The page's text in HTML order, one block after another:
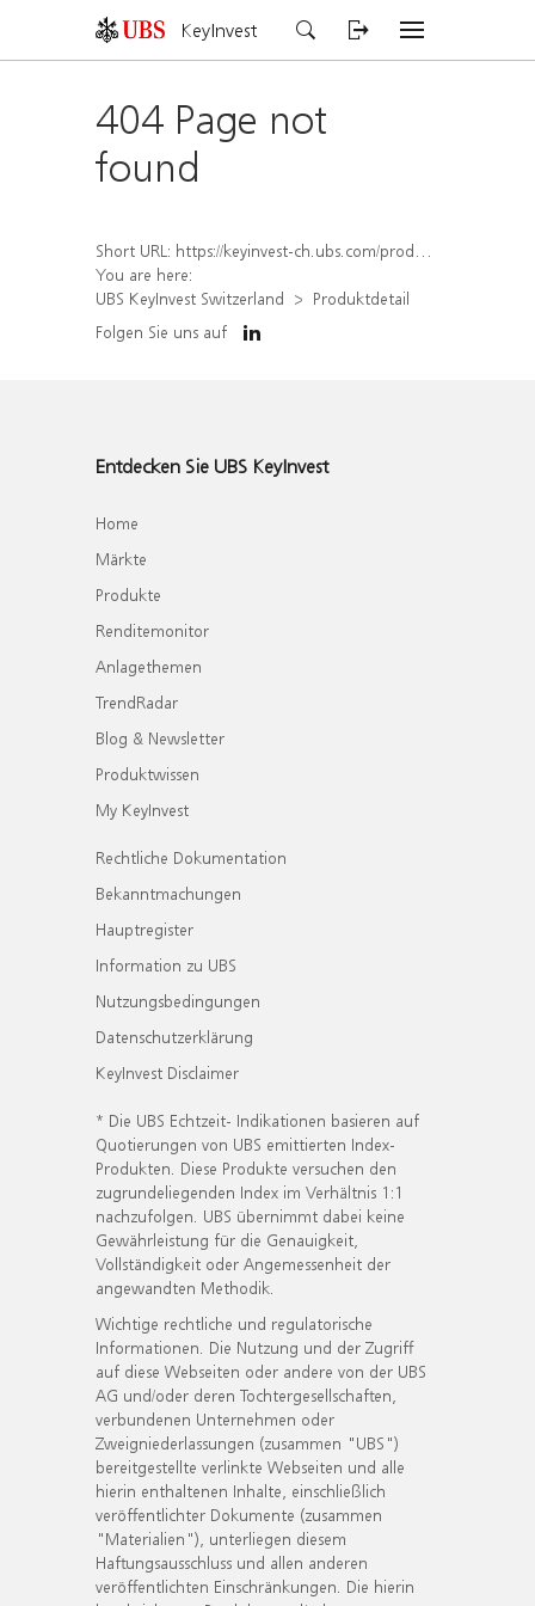
KeyInvest
404 Page not
found
Short URL: https://keyinvest-ch.ubs.com/produkt/detail/index/isin/CH1575340281
You are here:
UBS KeyInvest Switzerland
Produktdetail
Folgen Sie uns auf
Entdecken Sie UBS KeyInvest
Home
Märkte
Produkte
Renditemonitor
Anlagethemen
TrendRadar
Blog & Newsletter
Produktwissen
My KeyInvest
Rechtliche Dokumentation
Bekanntmachungen
Hauptregister
Information zu UBS
Nutzungsbedingungen
Datenschutzerklärung
KeyInvest Disclaimer
* Die UBS Echtzeit- Indikationen basieren auf
Quotierungen von UBS emittierten Index-
Produkten. Diese Produkte versuchen den
zugrundeliegenden Index im Verhältnis 1:1
nachzufolgen. UBS übernimmt dabei keine
Gewährleistung für die Genauigkeit,
Vollständigkeit oder Angemessenheit der
angewandten Methodik.
Wichtige rechtliche und regulatorische
Informationen. Die Nutzung und der Zugriff
auf diese Webseiten oder andere von der UBS
AG und/oder deren Tochtergesellschaften,
verbundenen Unternehmen oder
Zweigniederlassungen (zusammen "UBS")
bereitgestellte verlinkte Webseiten und alle
hierin enthaltenen Inhalte, einschließlich
veröffentlichter Dokumente (zusammen
"Materialien"), unterliegen diesem
Haftungsausschluss und allen anderen
veröffentlichten Einschränkungen. Die hierin